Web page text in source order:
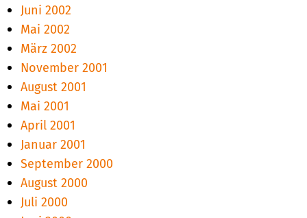
Juni 2002
Mai 2002
März 2002
November 2001
August 2001
Mai 2001
April 2001
Januar 2001
September 2000
August 2000
Juli 2000